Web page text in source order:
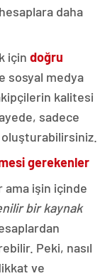
daha
için doğru
sosyal medya
kalitesi
sadece
gerekenler
ama işin içinde
bir kaynak
Peki, nasıl
ve